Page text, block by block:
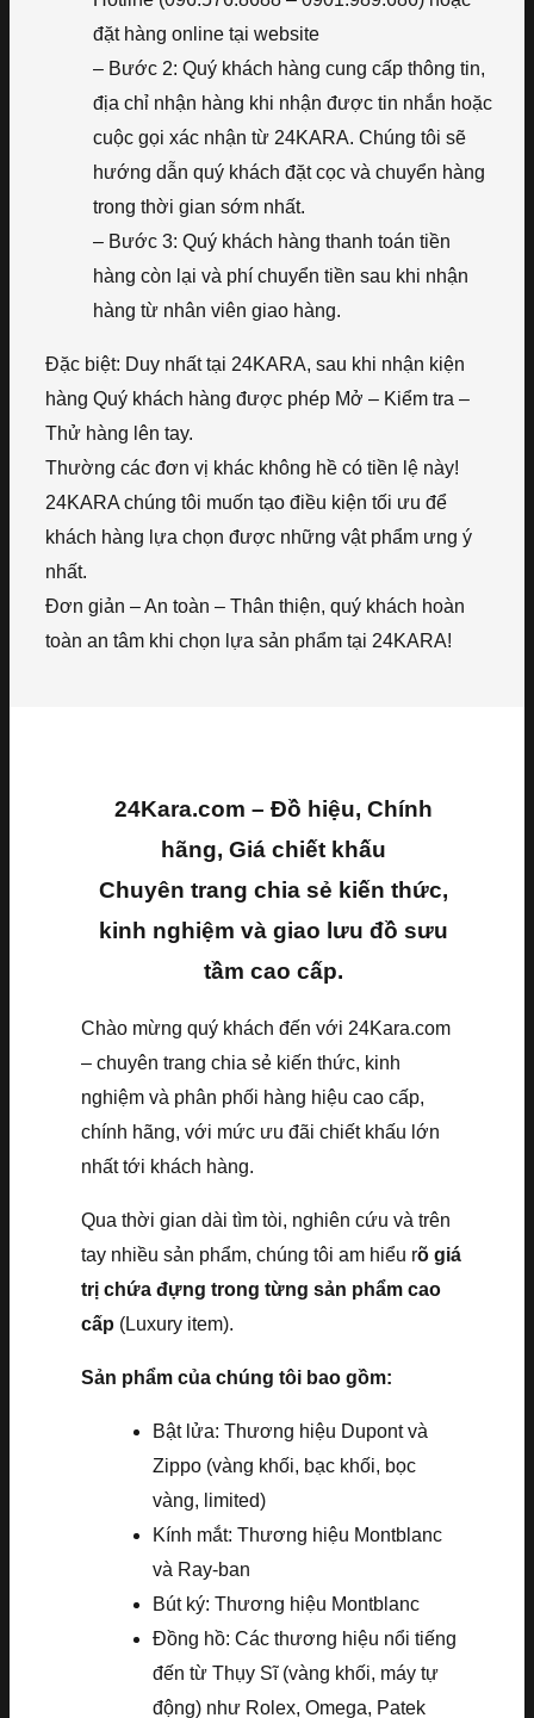
đặt hàng online tại website
– Bước 2: Quý khách hàng cung cấp thông tin,
địa chỉ nhận hàng khi nhận được tin nhắn hoặc
cuộc gọi xác nhận từ 24KARA. Chúng tôi sẽ
hướng dẫn quý khách đặt cọc và chuyển hàng
trong thời gian sớm nhất.
– Bước 3: Quý khách hàng thanh toán tiền
hàng còn lại và phí chuyển tiền sau khi nhận
hàng từ nhân viên giao hàng.
Đặc biệt: Duy nhất tại 24KARA, sau khi nhận kiện
hàng Quý khách hàng được phép Mở – Kiểm tra –
Thử hàng lên tay.
Thường các đơn vị khác không hề có tiền lệ này!
24KARA chúng tôi muốn tạo điều kiện tối ưu để
khách hàng lựa chọn được những vật phẩm ưng ý
nhất.
Đơn giản – An toàn – Thân thiện, quý khách hoàn
toàn an tâm khi chọn lựa sản phẩm tại 24KARA!
24Kara.com – Đồ hiệu, Chính
hãng, Giá chiết khấu
Chuyên trang chia sẻ kiến thức,
kinh nghiệm và giao lưu đồ sưu
tầm cao cấp.
Chào mừng quý khách đến với 24Kara.com
– chuyên trang chia sẻ kiến thức, kinh
nghiệm và phân phối hàng hiệu cao cấp,
chính hãng, với mức ưu đãi chiết khấu lớn
nhất tới khách hàng.
Qua thời gian dài tìm tòi, nghiên cứu và trên
tay nhiều sản phẩm, chúng tôi am hiểu rõ giá
trị chứa đựng trong từng sản phẩm cao
cấp (Luxury item).
Sản phẩm của chúng tôi bao gồm:
Bật lửa: Thương hiệu Dupont và
Zippo (vàng khối, bạc khối, bọc
vàng, limited)
Kính mắt: Thương hiệu Montblanc
và Ray-ban
Bút ký: Thương hiệu Montblanc
Đồng hồ: Các thương hiệu nổi tiếng
đến từ Thụy Sĩ (vàng khối, máy tự
động) như Rolex, Omega, Patek